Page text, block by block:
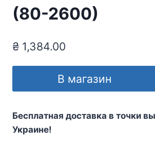
(80-2600)
₴ 1,384.00
В магазин
Бесплатная доставка в точки
Украине!